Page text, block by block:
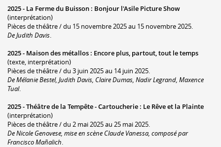
2025 - La Ferme du Buisson : Bonjour l'Asile Picture Show
(interprétation)
Pièces de théâtre / du 15 novembre 2025 au 15 novembre 2025.
De Judith Davis.
2025 - Maison des métallos : Encore plus, partout, tout le temps
(texte, interprétation)
Pièces de théâtre / du 3 juin 2025 au 14 juin 2025.
De Mélanie Bestel, Judith Davis, Claire Dumas, Nadir Legrand, Maxence
Tual.
2025 -Théâtre de la Tempête - Cartoucherie : Le Rêve et la Plainte
(interprétation)
Pièces de théâtre / du 2 mai 2025 au 25 mai 2025.
De Nicole Genovese, mise en scène Claude Vanessa, composé par
Francisco Mañalich.